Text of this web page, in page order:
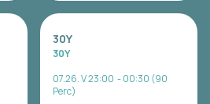
30Y
30Y
07.26. V 23:00 - 00:30 (90
Perc)